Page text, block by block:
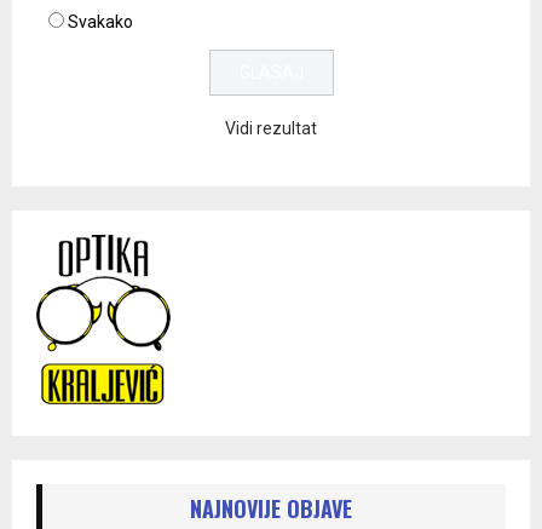
Svakako
Vidi rezultat
NAJNOVIJE OBJAVE